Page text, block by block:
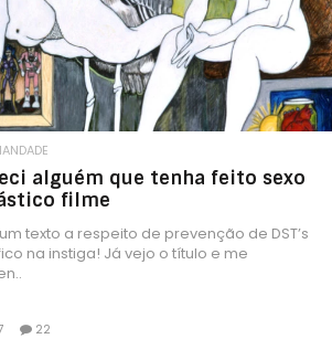
alguém que tenha feito sexo
filme
texto a respeito de prevenção de DST’s
na instiga! Já vejo o título e me
22